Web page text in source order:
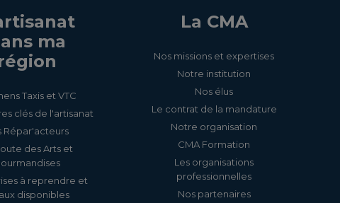
ma
Taxis et VTC
clés de l'artisanat
Répar'acteurs
des Arts et
à reprendre et
disponibles
La CMA
Nos missions et expertises
Notre institution
Nos élus
Le contrat de la mandature
Notre organisation
CMA Formation
Les organisations
professionnelles
Nos partenaires